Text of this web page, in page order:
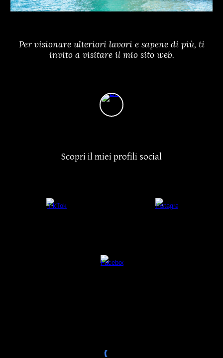
Per visionare ulteriori lavori e sapene di più, ti
invito a visitare il mio sito web.
Scopri il miei profili social